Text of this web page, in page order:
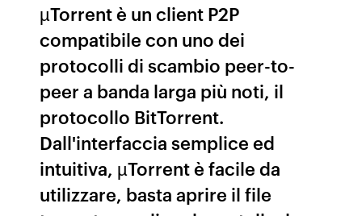
µTorrent è un client P2P
compatibile con uno dei
protocolli di scambio peer-to-
peer a banda larga più noti, il
protocollo BitTorrent.
Dall'interfaccia semplice ed
intuitiva, µTorrent è facile da
utilizzare, basta aprire il file